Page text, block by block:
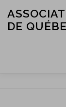
content
DE